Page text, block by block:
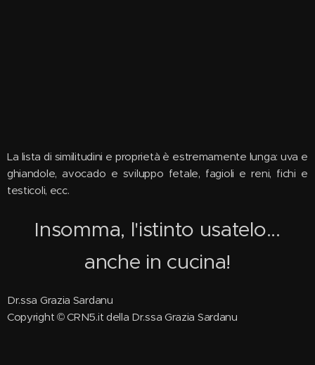
La lista di similitudini e proprietà è estremamente lunga: uva e
ghiandole, avocado e sviluppo fetale, fagioli e reni, fichi e
testicoli, ecc.
Insomma, l'istinto usatelo...
anche in cucina!
Dr.ssa Grazia Sardanu
Copyright © CRN5.it della Dr.ssa Grazia Sardanu